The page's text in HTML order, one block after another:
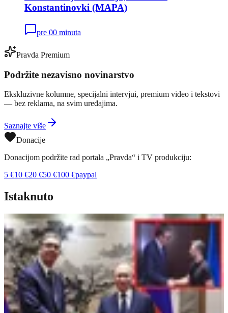
Konstantinovki (MAPA)
pre 00 minuta
Pravda Premium
Podržite nezavisno novinarstvo
Ekskluzivne kolumne, specijalni intervjui, premium video i tekstovi
— bez reklama, na svim uređajima.
Saznajte više
Donacije
Donacijom podržite rad portala „Pravda“ i TV produkciju:
5 €10 €20 €50 €100 €paypal
Istaknuto